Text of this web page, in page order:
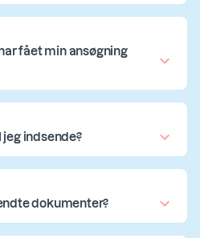
fået min ansøgning
indsende?
dokumenter?